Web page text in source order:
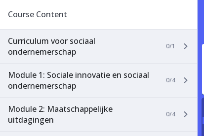
Course Content
Curriculum voor sociaal
ondernemerschap
0/1
Module 1: Sociale innovatie en sociaal
ondernemerschap
0/4
Module 2: Maatschappelijke
uitdagingen
0/4